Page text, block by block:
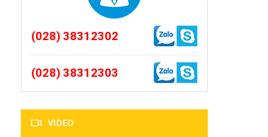
(028) 38312302
(028) 38312303
VIDEO